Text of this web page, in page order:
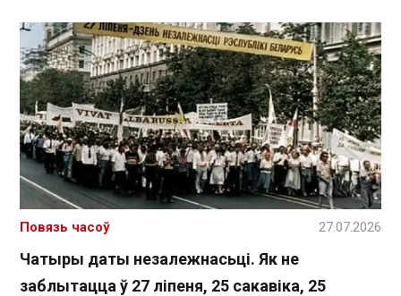
Чатыры даты незалежнасьці. Як не
заблытацца ў 27 ліпеня, 25 сакавіка, 25
Повязь часоў 27.07.2026